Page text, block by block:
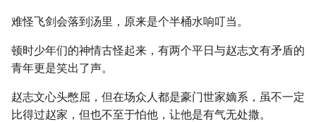
难怪飞剑会落到汤里，原来是个半桶水响叮当。
顿时少年们的神情古怪起来，有两个平日与赵志文有矛盾的
青年更是笑出了声。
赵志文心头憋屈，但在场众人都是豪门世家嫡系，虽不一定
比得过赵家，但也不至于怕他，让他是有气无处撒。